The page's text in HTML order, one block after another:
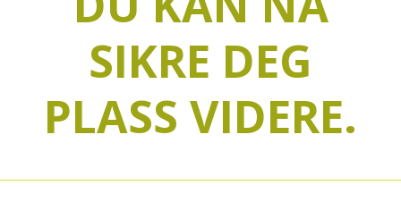
SIKRE DEG
PLASS VIDERE.